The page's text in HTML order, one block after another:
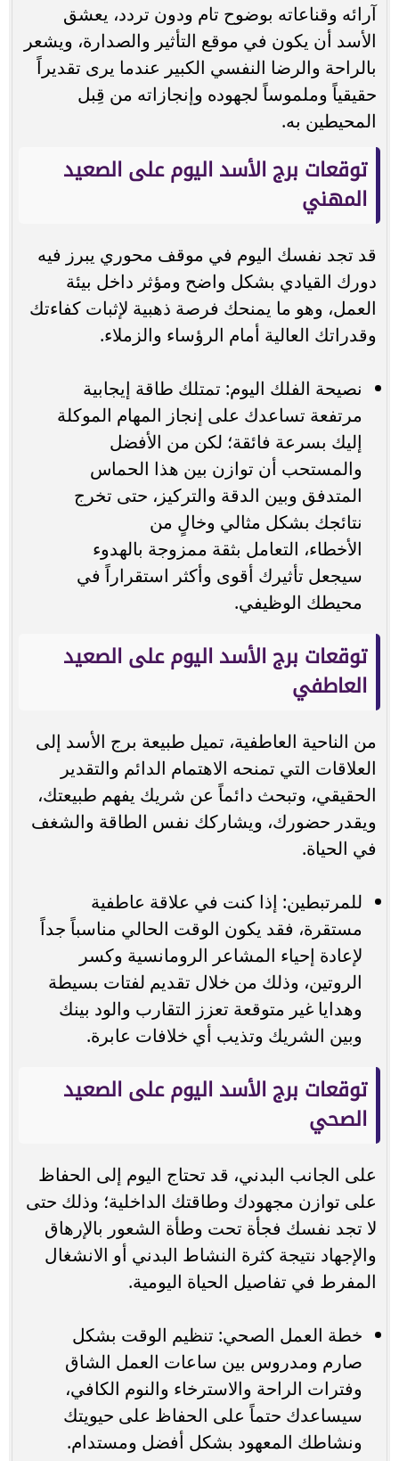
آرائه وقناعاته بوضوح تام ودون تردد، يعشق
الأسد أن يكون في موقع التأثير والصدارة، ويشعر
بالراحة والرضا النفسي الكبير عندما يرى تقديراً
حقيقياً وملموساً لجهوده وإنجازاته من قِبل
المحيطين به.
توقعات برج الأسد اليوم على الصعيد
المهني
قد تجد نفسك اليوم في موقف محوري يبرز فيه
دورك القيادي بشكل واضح ومؤثر داخل بيئة
العمل، وهو ما يمنحك فرصة ذهبية لإثبات كفاءتك
وقدراتك العالية أمام الرؤساء والزملاء.
نصيحة الفلك اليوم: تمتلك طاقة إيجابية
مرتفعة تساعدك على إنجاز المهام الموكلة
إليك بسرعة فائقة؛ لكن من الأفضل
والمستحب أن توازن بين هذا الحماس
المتدفق وبين الدقة والتركيز، حتى تخرج
نتائجك بشكل مثالي وخالٍ من
الأخطاء، التعامل بثقة ممزوجة بالهدوء
سيجعل تأثيرك أقوى وأكثر استقراراً في
محيطك الوظيفي.
توقعات برج الأسد اليوم على الصعيد
العاطفي
من الناحية العاطفية، تميل طبيعة برج الأسد إلى
العلاقات التي تمنحه الاهتمام الدائم والتقدير
الحقيقي، وتبحث دائماً عن شريك يفهم طبيعتك،
ويقدر حضورك، ويشاركك نفس الطاقة والشغف
في الحياة.
للمرتبطين: إذا كنت في علاقة عاطفية
مستقرة، فقد يكون الوقت الحالي مناسباً جداً
لإعادة إحياء المشاعر الرومانسية وكسر
الروتين، وذلك من خلال تقديم لفتات بسيطة
وهدايا غير متوقعة تعزز التقارب والود بينك
وبين الشريك وتذيب أي خلافات عابرة.
توقعات برج الأسد اليوم على الصعيد
الصحي
على الجانب البدني، قد تحتاج اليوم إلى الحفاظ
على توازن مجهودك وطاقتك الداخلية؛ وذلك حتى
لا تجد نفسك فجأة تحت وطأة الشعور بالإرهاق
والإجهاد نتيجة كثرة النشاط البدني أو الانشغال
المفرط في تفاصيل الحياة اليومية.
خطة العمل الصحي: تنظيم الوقت بشكل
صارم ومدروس بين ساعات العمل الشاق
وفترات الراحة والاسترخاء والنوم الكافي،
سيساعدك حتماً على الحفاظ على حيويتك
ونشاطك المعهود بشكل أفضل ومستدام.